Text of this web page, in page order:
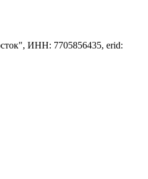
ИНН: 7705856435, erid: